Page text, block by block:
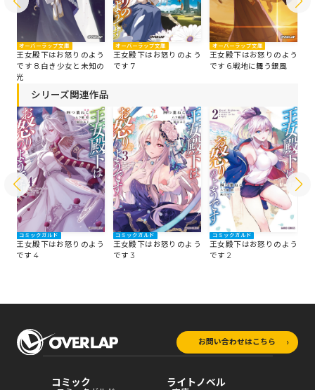
オーバーラップ文庫
王女殿下はお怒りのよう
です 8.白き少女と未知の
光
オーバーラップ文庫
王女殿下はお怒りのよう
です 7
オーバーラップ文庫
王女殿下はお怒りのよう
です 6.戦地に舞う銀風
シリーズ関連作品
コミックガルド
王女殿下はお怒りのよう
です 4
コミックガルド
王女殿下はお怒りのよう
です 3
コミックガルド
王女殿下はお怒りのよう
です 2
お問い合わせはこちら
コミック ライトノベル